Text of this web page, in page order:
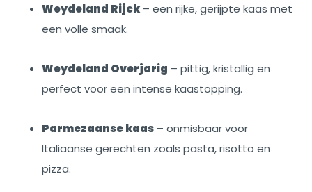
Weydeland Rijck– een rijke, gerijpte kaas met
een volle smaak.
Weydeland Overjarig – pittig, kristallig en
perfect voor een intense kaastopping.
Parmezaanse kaas – onmisbaar voor
Italiaanse gerechten zoals pasta, risotto en
pizza.